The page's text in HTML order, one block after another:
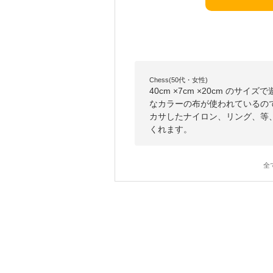
Chess(50代・女性)
40cm ×7cm ×20cm のサイズで
なカラーの布が使われている
カサしたナイロン、リング、
くれます。
全